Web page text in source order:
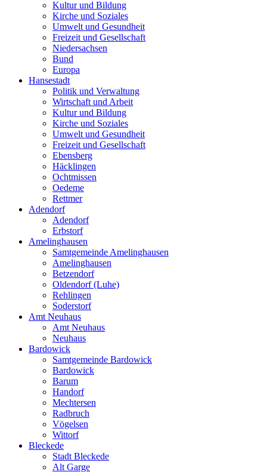
Kultur und Bildung
Kirche und Soziales
Umwelt und Gesundheit
Freizeit und Gesellschaft
Niedersachsen
Bund
Europa
Hansestadt
Politik und Verwaltung
Wirtschaft und Arbeit
Kultur und Bildung
Kirche und Soziales
Umwelt und Gesundheit
Freizeit und Gesellschaft
Ebensberg
Häcklingen
Ochtmissen
Oedeme
Rettmer
Adendorf
Adendorf
Erbstorf
Amelinghausen
Samtgemeinde Amelinghausen
Amelinghausen
Betzendorf
Oldendorf (Luhe)
Rehlingen
Soderstorf
Amt Neuhaus
Amt Neuhaus
Neuhaus
Bardowick
Samtgemeinde Bardowick
Bardowick
Barum
Handorf
Mechtersen
Radbruch
Vögelsen
Wittorf
Bleckede
Stadt Bleckede
Alt Garge